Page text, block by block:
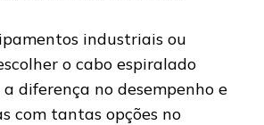
industriais ou
o cabo espiralado
diferença no desempenho e
com tantas opções no